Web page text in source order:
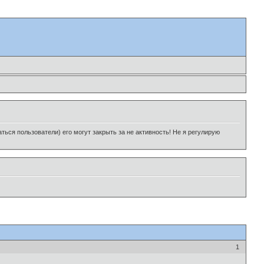
пользователи) его могут закрыть за не активность! Не я регулирую
1